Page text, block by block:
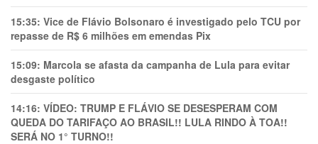
15:35: Vice de Flávio Bolsonaro é investigado pelo TCU por
repasse de R$ 6 milhões em emendas Pix
15:09: Marcola se afasta da campanha de Lula para evitar
desgaste político
14:16: VÍDEO: TRUMP E FLÁVIO SE DESESPERAM COM
QUEDA DO TARIFAÇO AO BRASIL!! LULA RINDO À TOA!!
SERÁ NO 1° TURNO!!